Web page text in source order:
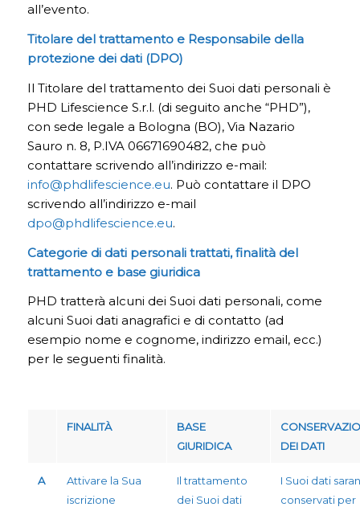
all’evento.
Titolare del trattamento e Responsabile della
protezione dei dati (DPO)
Il Titolare del trattamento dei Suoi dati personali è
PHD Lifescience S.r.l. (di seguito anche “PHD”),
con sede legale a Bologna (BO), Via Nazario
Sauro n. 8, P.IVA 06671690482, che può
contattare scrivendo all’indirizzo e-mail:
info@phdlifescience.eu. Può contattare il DPO
scrivendo all’indirizzo e-mail
dpo@phdlifescience.eu.
Categorie di dati personali trattati, finalità del
trattamento e base giuridica
PHD tratterà alcuni dei Suoi dati personali, come
alcuni Suoi dati anagrafici e di contatto (ad
esempio nome e cognome, indirizzo email, ecc.)
per le seguenti finalità.
FINALITÀ
BASE
GIURIDICA
DEI DATI
A
Attivare la Sua
iscrizione
Il trattamento
dei Suoi dati
I Suoi dati
conservati per